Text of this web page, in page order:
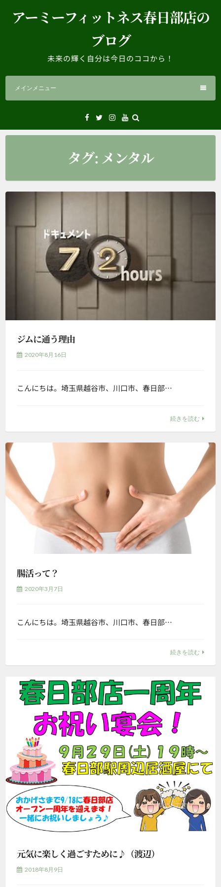
ス
アーミーフィットネス春日部店の
ブログ
未来の輝く自分は今日のココから！
メインメニュー
Facebook
TwitterInstagram
YouTube
タグ: メンタル
ジムに通う理由
2020年8月16日
こんにちは。埼玉県越谷市、川口市、春日部…
続きを読む
腸活って？
2020年3月7日
こんにちは。埼玉県越谷市、川口市、春日部…
続きを読む
元気に楽しく過ごすために♪（渡辺）
2018年8月9日